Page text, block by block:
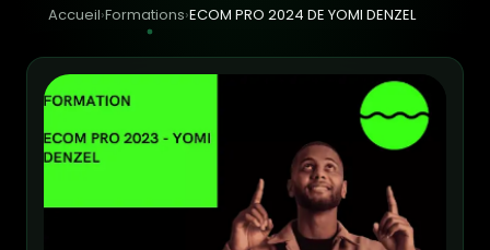
Accueil›Formations›ECOM PRO 2024 DE YOMI DENZEL